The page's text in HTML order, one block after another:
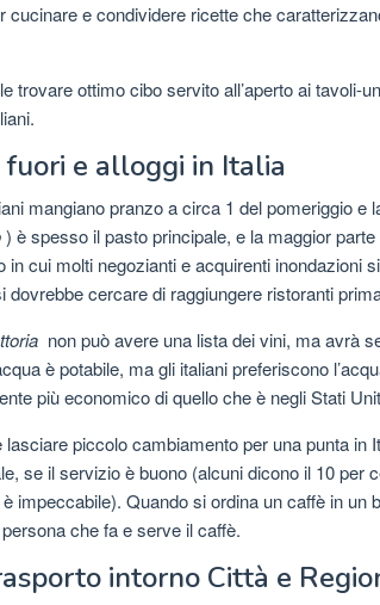
cucinare e condividere ricette che
trovare ottimo cibo servito all’aperto ai tavoli-
fuori e alloggi in Italia
mangiano pranzo a circa 1 del pomeriggio e
) è spesso il pasto principale, e la maggior
in cui molti negozianti e acquirenti inondazioni
dovrebbe cercare di raggiungere ristoranti
non può avere una lista dei vini, ma avrà
è potabile, ma gli italiani preferiscono
più economico di quello che è negli Stati
lasciare piccolo cambiamento per una punta in
se il servizio è buono (alcuni dicono il 10 per
impeccabile). Quando si ordina un caffè in un
che fa e serve il caffè.
intorno Città e